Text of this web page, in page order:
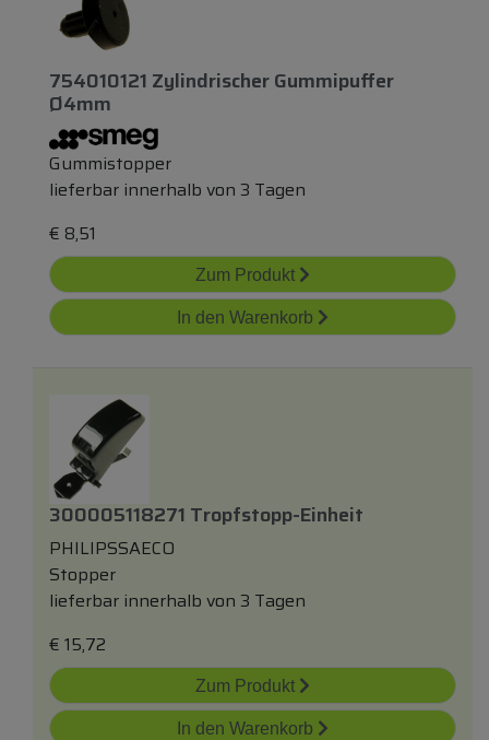
754010121 Zylindrischer Gummipuffer
Ø4mm
Gummistopper
lieferbar innerhalb von 3 Tagen
€ 8,51
Zum Produkt
In den Warenkorb
300005118271 Tropfstopp-Einheit
PHILIPSSAECO
Stopper
lieferbar innerhalb von 3 Tagen
€ 15,72
Zum Produkt
In den Warenkorb